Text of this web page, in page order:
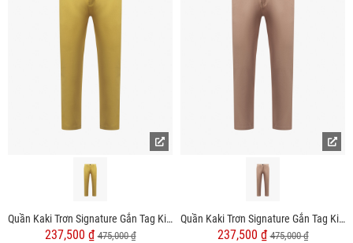
Quần Kaki Trơn Signature Gắn Tag Kim Loại Form Slimfit QK028 Màu Vàng
237,500 ₫475,000 ₫
Quần Kaki Trơn Signature Gắn Tag Kim Loại Form Slimfit QK028 Màu Hồng
237,500 ₫475,000 ₫